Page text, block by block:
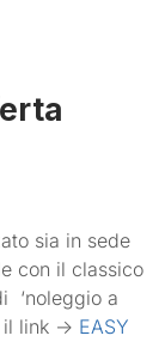
sia in sede
con il classico
‘noleggio a
link -> EASY